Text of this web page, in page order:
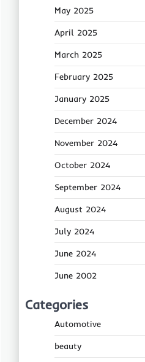
May 2025
April 2025
March 2025
February 2025
January 2025
December 2024
November 2024
October 2024
September 2024
August 2024
July 2024
June 2024
June 2002
Categories
Automotive
beauty